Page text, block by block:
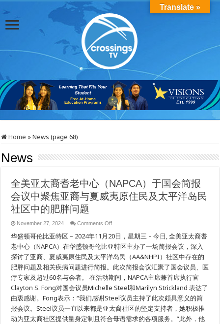
Home »News (page 68)
News
全美亚太裔耆老中心（NAPCA）于国会简报
会议中聚焦亚裔与夏威夷原住民及太平洋岛民
社区中的肥胖问题
November 27, 2024 Comments Offon
美
亚
太
裔
耆
老
中
心
（NAPCA）
国
会
华盛顿哥伦比亚特区 – 2024年11月20日，星期三 – 今日, 全美亚太裔耆
老中心（NAPCA）在华盛顿哥伦比亚特区主办了一场简报会议，深入
探讨了亚裔、夏威夷原住民及太平洋岛民（AA&NHPI）社区中存在的
肥胖问题及相关疾病问题进行简报。此次简报会议汇聚了国会议员、医
疗专家及超过60名与会者。 在活动期间，NAPCA主席兼首席执行官
Clayton S. Fong对国会议员Michelle Steel和Marilyn Strickland 表达了
由衷感谢。Fong表示：“我们感谢Steel议员主持了此次颇具意义的简
报会议。Steel议员一直以来都是亚太裔社区的坚定支持者，她积极推
动为亚太裔社区提供量身定制且符合母语需求的各项服务。”此外，他
Translate »